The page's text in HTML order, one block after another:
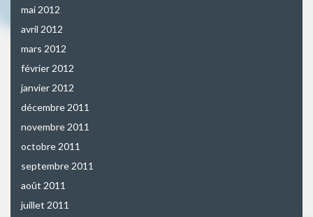
mai 2012
avril 2012
mars 2012
février 2012
janvier 2012
décembre 2011
novembre 2011
octobre 2011
septembre 2011
août 2011
juillet 2011